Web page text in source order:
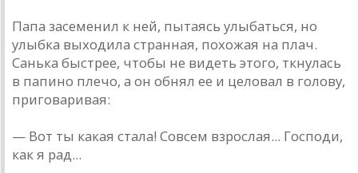
Папа засеменил к ней, пытаясь улыбаться, но
улыбка выходила странная, похожая на плач.
Санька быстрее, чтобы не видеть этого, ткнулась
в папино плечо, а он обнял ее и целовал в голову,
приговаривая:
— Вот ты какая стала! Совсем взрослая... Господи,
как я рад...